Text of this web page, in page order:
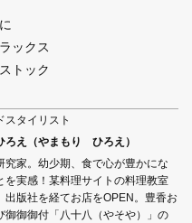
ックス
トック
スタイリスト
ろえ（やまもり ひろえ）
究家。幼少期、食で心が豊かにな
を実感！某料理サイトの料理教室
出版社を経てお店をOPEN。豊香お
御御御付「八十八（やそや）」の